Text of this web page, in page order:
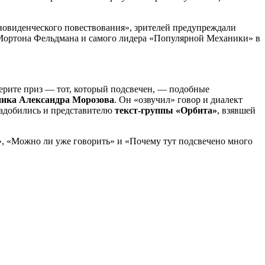
повествования», зрителей предупреждали
Фельдмана и самого лидера «Популярной Механики» в
приз — тот, который подсвечен, — подобные
Александра Морозова. Он «озвучил» говор и диалект
и представителю текст-группы «Орбита», взявшей
«Можно ли уже говорить» и «Почему тут подсвечено много